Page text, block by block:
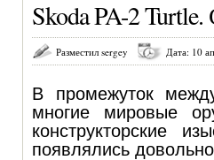
Skoda PA-2
Разместил sergey Дата: 10
В промежуток
многие мировые
конструкторские
появлялись